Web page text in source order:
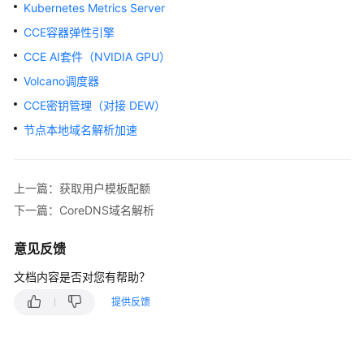
产
品
绍
计
说
Kubernetes
基
知
快
Kubernetes Metrics Server
CCE容器弹性引擎
CCE AI套件（NVIDIA GPU）
Volcano调度器
CCE密钥管理（对接 DEW）
节点本地域名解析加速
上一篇：获取用户模板配额
下一篇：CoreDNS域名解析
意见反馈
文档内容是否对您有帮助？
提供反馈